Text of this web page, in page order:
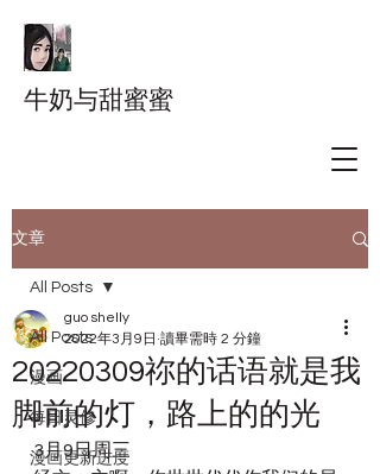
牛奶与甜蜜蜜
文章
All Posts
漫画
每日灵修
漫画更新进度
All Posts
20220309祢的话语就是我
脚前的灯，路上的的光
guo shelly
2022年3月9日 讀畢需時 2 分鐘
3月9日周三